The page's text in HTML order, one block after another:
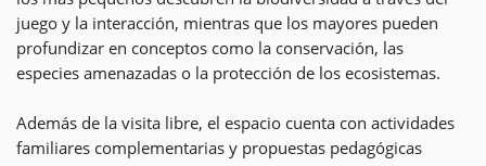
juego y la interacción, mientras que los mayores pueden
profundizar en conceptos como la conservación, las
especies amenazadas o la protección de los ecosistemas.
Además de la visita libre, el espacio cuenta con actividades
familiares complementarias y propuestas pedagógicas